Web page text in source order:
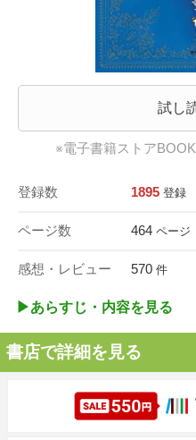
試し
※電子書籍ストア
登録数 1895 登録
ページ数 464 ページ
感想・レビュー 570 件
▶︎あらすじ・内容を見る
書店で詳細を見る